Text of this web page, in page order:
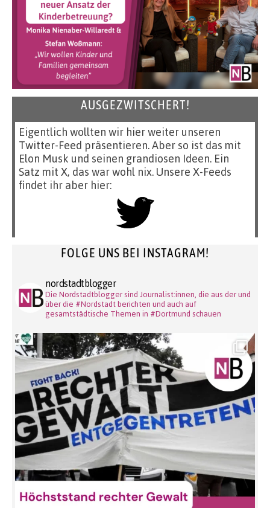
AUSGEZWITSCHERT!
Eigentlich wollten wir hier weiter unseren
Twitter-Feed präsentieren. Aber so ist das mit
Elon Musk und seinen grandiosen Ideen. Ein
Satz mit X, das war wohl nix. Unsere X-Feeds
findet ihr aber hier:
FOLGE UNS BEI INSTAGRAM!
nordstadtblogger
Die Nordstadtblogger sind Journalist:innen, die aus der und
über die #Nordstadt berichten und auch auf
gesamtstädtische Themen in #Dortmund schauen